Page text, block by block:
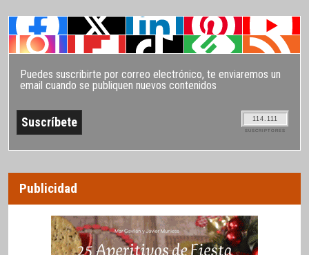
Puedes suscribirte por correo electrónico, te enviaremos un
email cuando se publiquen nuevos contenidos
114.111
SUSCRIPTORES
Publicidad